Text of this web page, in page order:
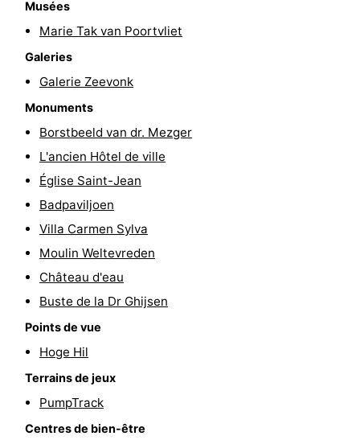
vélo
Randonnée
Équitation
Terrains
golf
Peche
Sportive
Equitation
Conduite
l'anneau
Événements
Forum
Route
Musées
Marie Tak van Poortvliet
Galeries
Galerie Zeevonk
Monuments
Borstbeeld van dr. Mezger
L'ancien Hôtel de ville
Église Saint-Jean
Badpaviljoen
Villa Carmen Sylva
Moulin Weltevreden
Château d'eau
Buste de la Dr Ghijsen
Points de vue
Hoge Hil
Terrains de jeux
PumpTrack
Centres de bien-être